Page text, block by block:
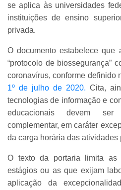
se aplica às universidades
instituições de ensino
privada.
O documento estabelece que
“protocolo de biossegurança”
coronavírus, conforme definido
1º de julho de 2020. Cita,
tecnologias de informação e
educacionais devem
complementar, em caráter
da carga horária das atividades
O texto da portaria limita as
estágios ou as que exijam
aplicação da